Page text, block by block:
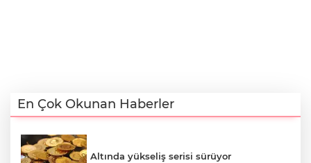
En Çok Okunan Haberler
Altında yükseliş serisi sürüyor